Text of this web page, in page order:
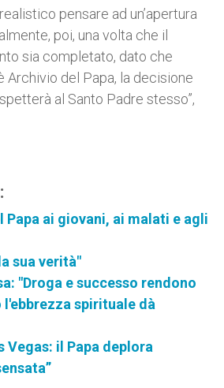
pensare ad un’apertura
poi, una volta che il
sia completato, dato che
Archivio del Papa, la decisione
al Santo Padre stesso”,
Papa ai giovani, ai malati e agli
sua verità"
"Droga e successo rendono
spirituale dà
Vegas: il Papa deplora